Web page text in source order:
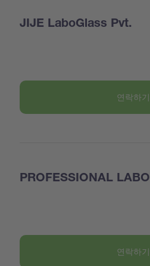
JIJE LaboGlass Pvt.
연락하기
PROFESSIONAL LABO
연락하기